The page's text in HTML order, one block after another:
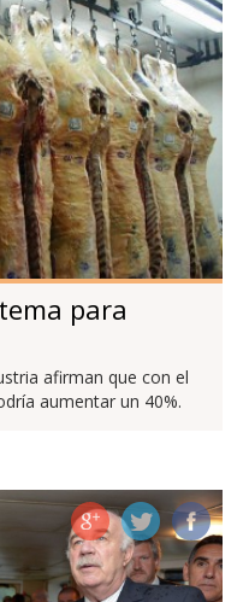
para
afirman que con el
aumentar un 40%.